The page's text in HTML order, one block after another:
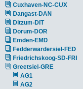
Cuxhaven-NC-CUX
Dangast-DAN
Ditzum-DIT
Dorum-DOR
Emden-EMD
Fedderwardersiel-FED
Friedrichskoog-SD-FRI
Greetsiel-GRE
AG1
AG2